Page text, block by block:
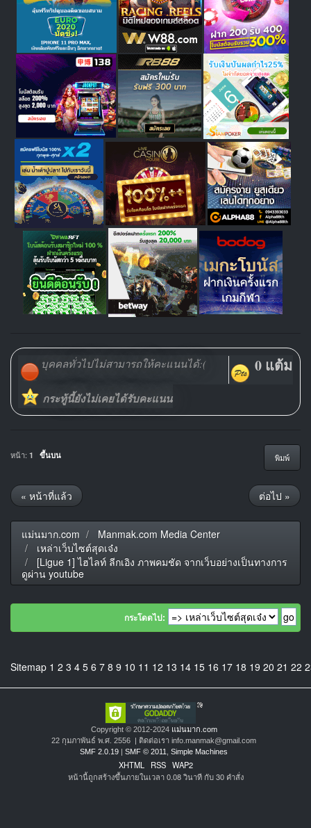
บุคคลทั่วไปไม่สามารถให้คะแนนได้:( 0 แต้ม
กระทู้นี้ยังไม่เคยได้รับคะแนน
พิมพ์
หน้า: 1 ขึ้นบน
« หน้าที่แล้ว ต่อไป »
แม่นมาก.com
Manmak.com Media Center
เหล่าเว็บไซต์สุดเจ๋ง
[Ligue 1] ไฮไลท์ ลีกเอิง ภาพคมชัด จากเว็บอย่างเป็นทางการ
ดูผ่าน youtube
กระโดดไป:
Sitemap 1 2 3 4 5 6 7 8 9 10 11 12 13 14 15 16 17 18 19 20 21 22
Copyright © 2012-2024 แม่นมาก.com
22 กุมภาพันธ์ พ.ศ. 2556 | ติดต่อเรา info.manmak@gmail.com
SMF 2.0.19 | SMF © 2011 Simple Machines
XHTML RSS WAP2
หน้านี้ถูกสร้างขึ้นภายในเวลา 0.08 วินาที กับ 30 คำสั่ง